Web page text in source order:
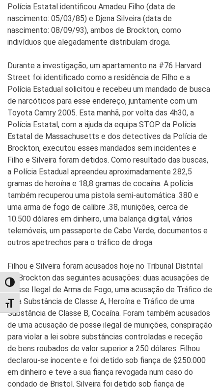
TOGGLE HIGH CONTRAST
TOGGLE FONT SIZE
Polícia Estatal identificou Amadeu Filho (data de
nascimento: 05/03/85) e Djena Silveira (data de
nascimento: 08/09/93), ambos de Brockton, como
indivíduos que alegadamente distribuíam droga.
Durante a investigação, um apartamento na #76 Harvard
Street foi identificado como a residência de Filho e a
Polícia Estadual solicitou e recebeu um mandado de busca
de narcóticos para esse endereço, juntamente com um
Toyota Camry 2005. Esta manhã, por volta das 4h30, a
Polícia Estatal, com a ajuda da equipa STOP da Polícia
Estatal de Massachusetts e dos detectives da Polícia de
Brockton, executou esses mandados sem incidentes e
Filho e Silveira foram detidos. Como resultado das buscas,
a Polícia Estadual apreendeu aproximadamente 282,5
gramas de heroína e 18,8 gramas de cocaína. A polícia
também recuperou uma pistola semi-automática .380 e
uma arma de fogo de calibre .38, munições, cerca de
10.500 dólares em dinheiro, uma balança digital, vários
telemóveis, um passaporte de Cabo Verde, documentos e
outros apetrechos para o tráfico de droga.
Filhou e Silveira foram acusados hoje no Tribunal Distrital
de Brockton das seguintes acusações: duas acusações de
Posse Ilegal de Arma de Fogo, uma acusação de Tráfico de
uma Substância de Classe A, Heroína e Tráfico de uma
Substância de Classe B, Cocaína. Foram também acusados
de uma acusação de posse ilegal de munições, conspiração
para violar a lei sobre substâncias controladas e receção
de bens roubados de valor superior a 250 dólares. Filhou
declarou-se inocente e foi detido sob fiança de $250.000
em dinheiro e teve a sua fiança revogada num caso do
condado de Bristol. Silveira foi detido sob fiança de